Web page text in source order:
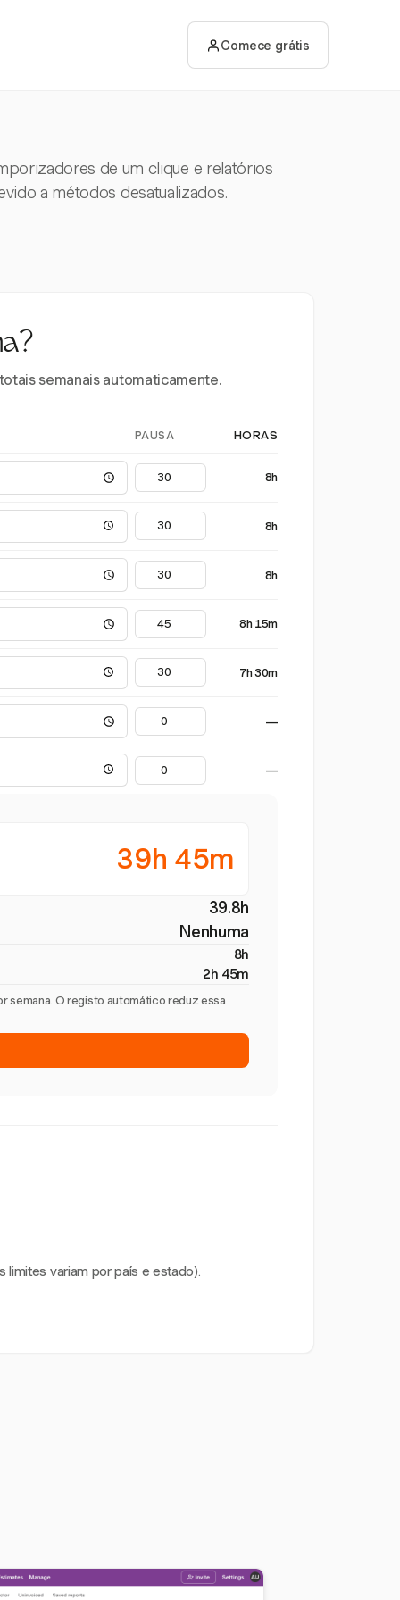
Comece grátis
de um clique e relatórios
a métodos desatualizados.
semanais automaticamente.
PAUSA HORAS
8h
8h
8h
8h 15m
7h 30m
—
—
39h 45m
39.8h
Nenhuma
8h
2h 45m
semana. O registo automático reduz essa
variam por país e estado).